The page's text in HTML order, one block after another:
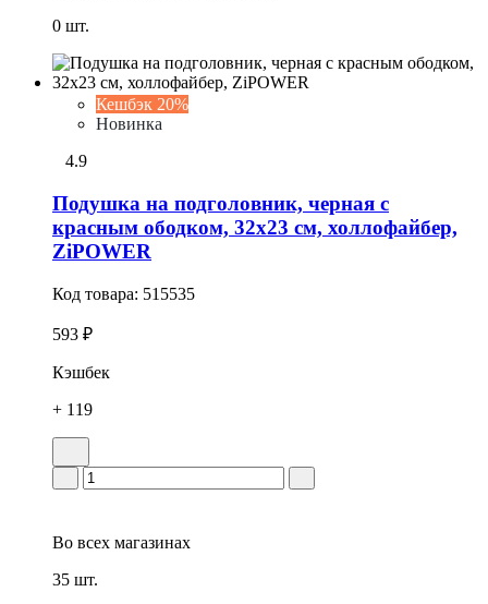
0 шт.
Кешбэк 20%
Новинка
4.9
Подушка на подголовник, черная с
красным ободком, 32x23 см, холлофайбер,
ZiPOWER
Код товара: 515535
593 ₽
Кэшбек
+ 119
Во всех магазинах
35 шт.